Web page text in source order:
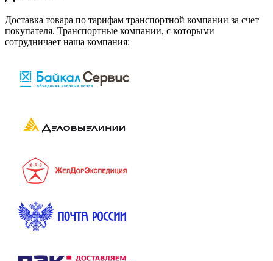
Доставка товара по тарифам транспортной компании за счет
покупателя. Транспортные компании, с которыми
сотрудничает наша компания: